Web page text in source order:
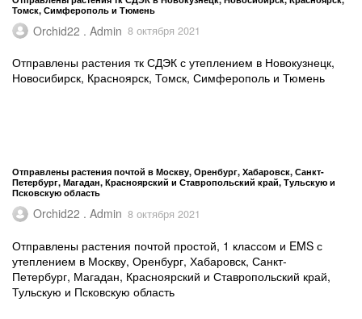
Томск, Симферополь и Тюмень
Orchid22 . Admin 8 октября 2021
Отправлены растения тк СДЭК с утеплением в Новокузнецк,
Новосибирск, Красноярск, Томск, Симферополь и Тюмень
Отправлены растения почтой в Москву, Оренбург, Хабаровск, Санкт-
Петербург, Магадан, Красноярский и Ставропольский край, Тульскую и
Псковскую область
Orchid22 . Admin 8 октября 2021
Отправлены растения почтой простой, 1 классом и EMS с
утеплением в Москву, Оренбург, Хабаровск, Санкт-
Петербург, Магадан, Красноярский и Ставропольский край,
Тульскую и Псковскую область